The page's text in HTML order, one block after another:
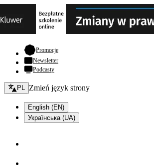
Promocje- otwiera się w nowej karcie
Newsletter
Podcasty
Zmień język - bieżący:
PL Zmień język strony
English (EN)
Українська (UA)